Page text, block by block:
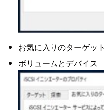
お気に入りのターゲット
ボリュームとデバイス